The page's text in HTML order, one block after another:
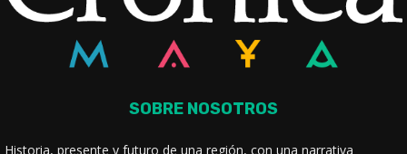
SOBRE NOSOTROS
Historia, presente y futuro de una región, con una narrativa